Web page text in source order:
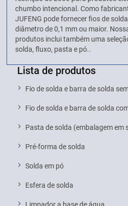
chumbo intencional. Como
JUFENG pode fornecer fios de
diâmetro de 0,1 mm ou maior.
produtos inclui também uma
solda, fluxo, pasta e pó..
Lista de produtos
Fio de solda e barra de solda
Fio de solda e barra de solda
Pasta de solda (embalagem em
Pré-forma de solda
Solda em pó
Esfera de solda